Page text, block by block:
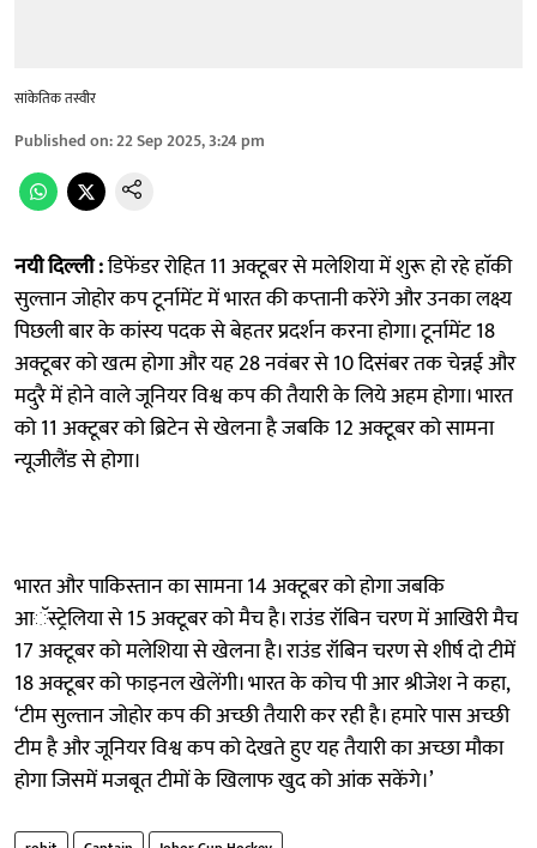
सांकेतिक तस्वीर
Published on:22 Sep 2025, 3:24 pm
नयी दिल्ली :डिफेंडर रोहित 11 अक्टूबर से मलेशिया में शुरू हो रहे हाॅकी
सुल्तान जोहोर कप टूर्नामेंट में भारत की कप्तानी करेंगे और उनका लक्ष्य
पिछली बार के कांस्य पदक से बेहतर प्रदर्शन करना होगा। टूर्नामेंट 18
अक्टूबर को खत्म होगा और यह 28 नवंबर से 10 दिसंबर तक चेन्नई और
मदुरै में होने वाले जूनियर विश्व कप की तैयारी के लिये अहम होगा। भारत
को 11 अक्टूबर को ब्रिटेन से खेलना है जबकि 12 अक्टूबर को सामना
न्यूजीलैंड से होगा।
भारत और पाकिस्तान का सामना 14 अक्टूबर को होगा जबकि
आॅस्ट्रेलिया से 15 अक्टूबर को मैच है। राउंड रॉबिन चरण में आखिरी मैच
17 अक्टूबर को मलेशिया से खेलना है। राउंड रॉबिन चरण से शीर्ष दो टीमें
18 अक्टूबर को फाइनल खेलेंगी। भारत के कोच पी आर श्रीजेश ने कहा,
‘टीम सुल्तान जोहोर कप की अच्छी तैयारी कर रही है। हमारे पास अच्छी
टीम है और जूनियर विश्व कप को देखते हुए यह तैयारी का अच्छा मौका
होगा जिसमें मजबूत टीमों के खिलाफ खुद को आंक सकेंगे।’